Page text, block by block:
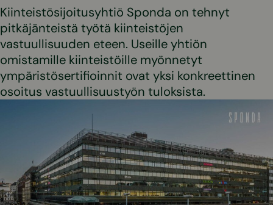
Kiinteistösijoitusyhtiö Sponda on tehnyt
pitkäjänteistä työtä kiinteistöjen
vastuullisuuden eteen. Useille yhtiön
omistamille kiinteistöille myönnetyt
ympäristösertifioinnit ovat yksi konkreettinen
osoitus vastuullisuustyön tuloksista.